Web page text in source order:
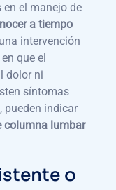
el manejo de
a tiempo
intervención
que el
dolor ni
síntomas
pueden indicar
columna lumbar
o